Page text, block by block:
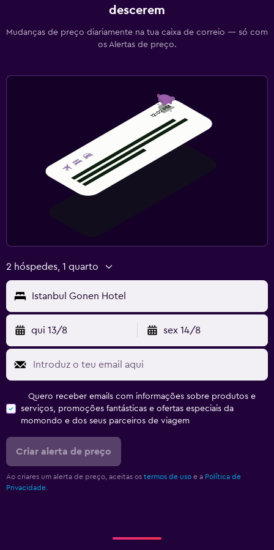
descerem
Mudanças de preço diariamente na tua caixa de correio — só com
os Alertas de preço.
2 hóspedes, 1 quarto
Istanbul Gonen Hotel
qui 13/8 sex 14/8
Quero receber emails com informações sobre produtos e
serviços, promoções fantásticas e ofertas especiais da
momondo e dos seus parceiros de viagem
Criar alerta de preço
Ao criares um alerta de preço, aceitas os termos de uso e a Política de
Privacidade.